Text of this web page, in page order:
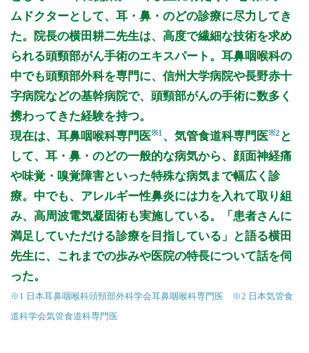
備考: 臨時休診あり
※診療時間や臨時休診・診療内容等について、事前に必ず医療
機関ホームページ、またはお電話にてご確認ください。
>>病院なびで医療機関の詳細を見る
公式HPはこちら
初診受付
再診受付
ムドクターとして、耳・鼻・のどの診療に尽力してき
た。院長の横田耕二先生は、高度で繊細な技術を求め
られる頭頸部がん手術のエキスパート。耳鼻咽喉科の
中でも頭頸部外科を専門に、信州大学病院や長野赤十
字病院などの基幹病院で、頭頸部がんの手術に数多く
携わってきた経験を持つ。
現在は、耳鼻咽喉科専門医※1、気管食道科専門医※2 と
して、耳・鼻・のどの一般的な病気から、顔面神経痛
や味覚・嗅覚障害といった特殊な病気まで幅広く診
療。中でも、アレルギー性鼻炎には力を入れて取り組
み、高周波電気凝固術も実施している。「患者さんに
満足していただける診療を目指している」と語る横田
先生に、これまでの歩みや医院の特長について話を伺
った。
※1 日本耳鼻咽喉科頭頸部外科学会耳鼻咽喉科専門医 ※2 日本気管食
道科学会気管食道科専門医